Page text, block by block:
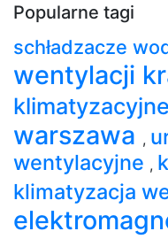
Popularne tagi
schładzacze
wentylacji
klimatyzacyjne
warszawa ,
wentylacyjne ,
klimatyzacja